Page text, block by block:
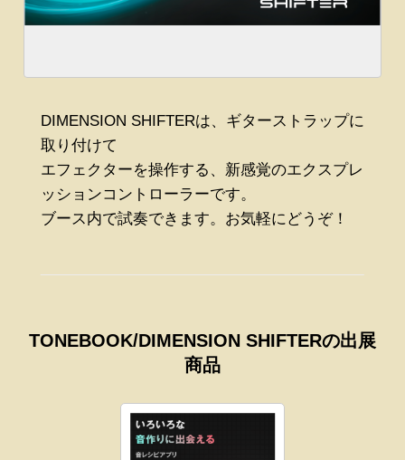
DIMENSION SHIFTERは、ギターストラップに
取り付けて
エフェクターを操作する、新感覚のエクスプレ
ッションコントローラーです。
ブース内で試奏できます。お気軽にどうぞ！
TONEBOOK/DIMENSION SHIFTERの出展
商品